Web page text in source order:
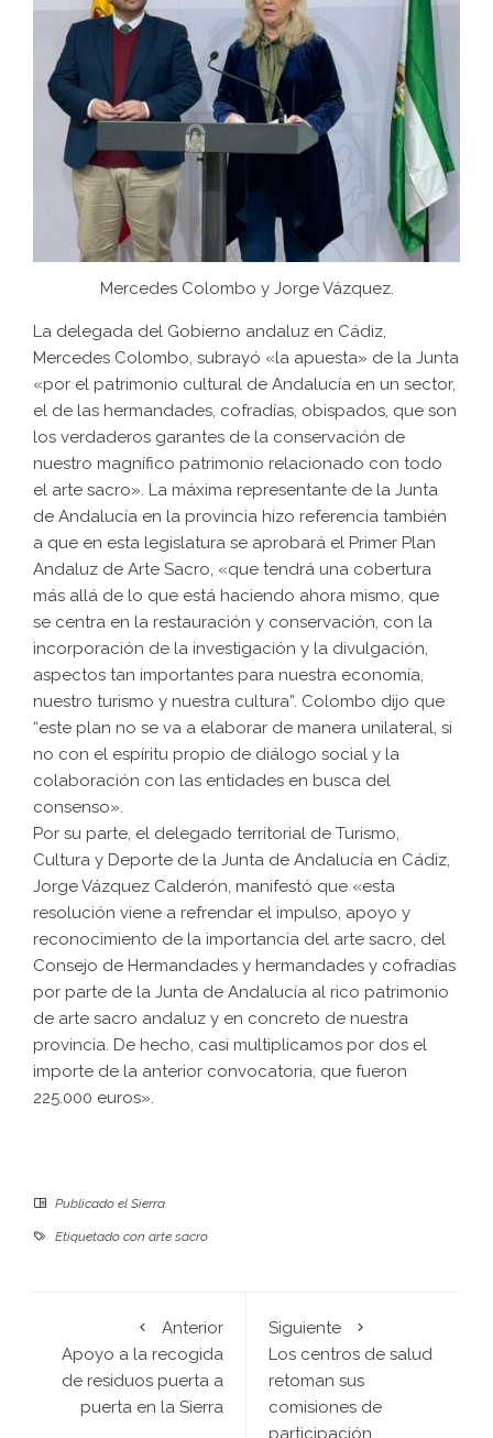
Mercedes Colombo y Jorge Vázquez.
La delegada del Gobierno andaluz en Cádiz,
Mercedes Colombo, subrayó «la apuesta» de la Junta
«por el patrimonio cultural de Andalucía en un sector,
el de las hermandades, cofradías, obispados, que son
los verdaderos garantes de la conservación de
nuestro magnífico patrimonio relacionado con todo
el arte sacro». La máxima representante de la Junta
de Andalucía en la provincia hizo referencia también
a que en esta legislatura se aprobará el Primer Plan
Andaluz de Arte Sacro, «que tendrá una cobertura
más allá de lo que está haciendo ahora mismo, que
se centra en la restauración y conservación, con la
incorporación de la investigación y la divulgación,
aspectos tan importantes para nuestra economía,
nuestro turismo y nuestra cultura”. Colombo dijo que
“este plan no se va a elaborar de manera unilateral, si
no con el espíritu propio de diálogo social y la
colaboración con las entidades en busca del
consenso».
Por su parte, el delegado territorial de Turismo,
Cultura y Deporte de la Junta de Andalucía en Cádiz,
Jorge Vázquez Calderón, manifestó que «esta
resolución viene a refrendar el impulso, apoyo y
reconocimiento de la importancia del arte sacro, del
Consejo de Hermandades y hermandades y cofradías
por parte de la Junta de Andalucía al rico patrimonio
de arte sacro andaluz y en concreto de nuestra
provincia. De hecho, casi multiplicamos por dos el
importe de la anterior convocatoria, que fueron
225.000 euros».
Publicado el Sierra
Etiquetado con arte sacro
Anterior
Apoyo a la recogida
de residuos puerta a
puerta en la Sierra
Siguiente
Los centros de salud
retoman sus
comisiones de
participación